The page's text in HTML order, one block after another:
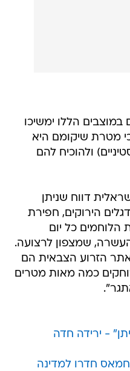
במוצבים הללו ימשיכו
מטרת שיקומם היא
ולהוכיח להם
דווח שניתן
הירוקים, חפירת
כל יום
שמצפון לרצועה.
הזרוע הצבאית הם
כמה מאות מטרים
- ירידה חדה
חדרו למדינה